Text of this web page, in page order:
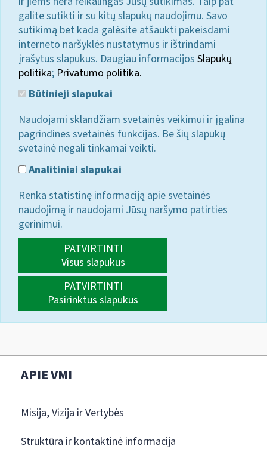
galite sutikti ir su kitų slapukų naudojimu. Savo
sutikimą bet kada galėsite atšaukti pakeisdami
interneto naršyklės nustatymus ir ištrindami
įrašytus slapukus. Daugiau informacijos Slapukų
politika; Privatumo politika.
Būtinieji slapukai
Naudojami sklandžiam svetainės veikimui ir įgalina
pagrindines svetainės funkcijas. Be šių slapukų
svetainė negali tinkamai veikti.
Analitiniai slapukai
Renka statistinę informaciją apie svetainės
naudojimą ir naudojami Jūsų naršymo patirties
gerinimui.
PATVIRTINTI
Visus slapukus
PATVIRTINTI
Pasirinktus slapukus
APIE VMI
Misija, Vizija ir Vertybės
Struktūra ir kontaktinė informacija